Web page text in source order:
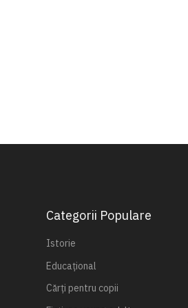
Categorii Populare
Istorie
Educațional
Cărți pentru copii